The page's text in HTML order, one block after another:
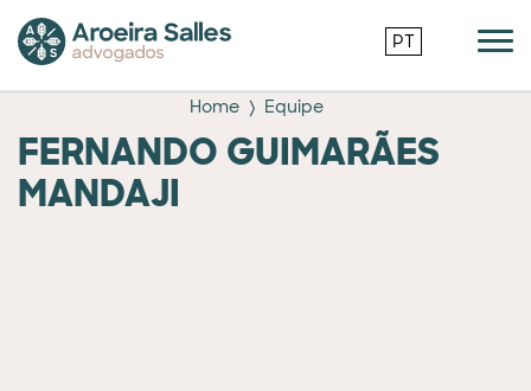
PT
Home Equipe
FERNANDO GUIMARÃES
MANDAJI